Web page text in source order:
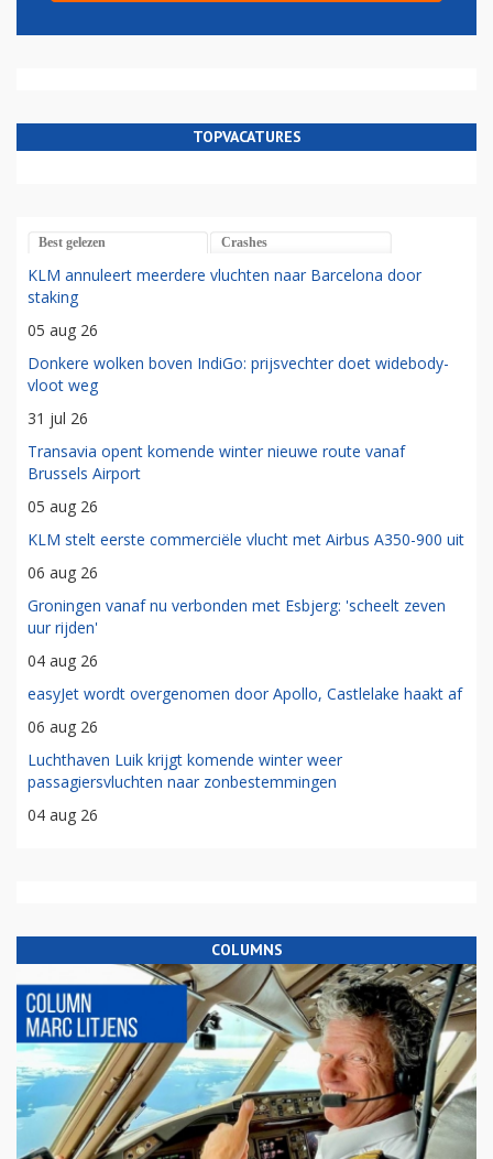
TOPVACATURES
Best gelezen Crashes
KLM annuleert meerdere vluchten naar Barcelona door
staking
05 aug 26
Donkere wolken boven IndiGo: prijsvechter doet widebody-
vloot weg
31 jul 26
Transavia opent komende winter nieuwe route vanaf
Brussels Airport
05 aug 26
KLM stelt eerste commerciële vlucht met Airbus A350-900 uit
06 aug 26
Groningen vanaf nu verbonden met Esbjerg: 'scheelt zeven
uur rijden'
04 aug 26
easyJet wordt overgenomen door Apollo, Castlelake haakt af
06 aug 26
Luchthaven Luik krijgt komende winter weer
passagiersvluchten naar zonbestemmingen
04 aug 26
COLUMNS